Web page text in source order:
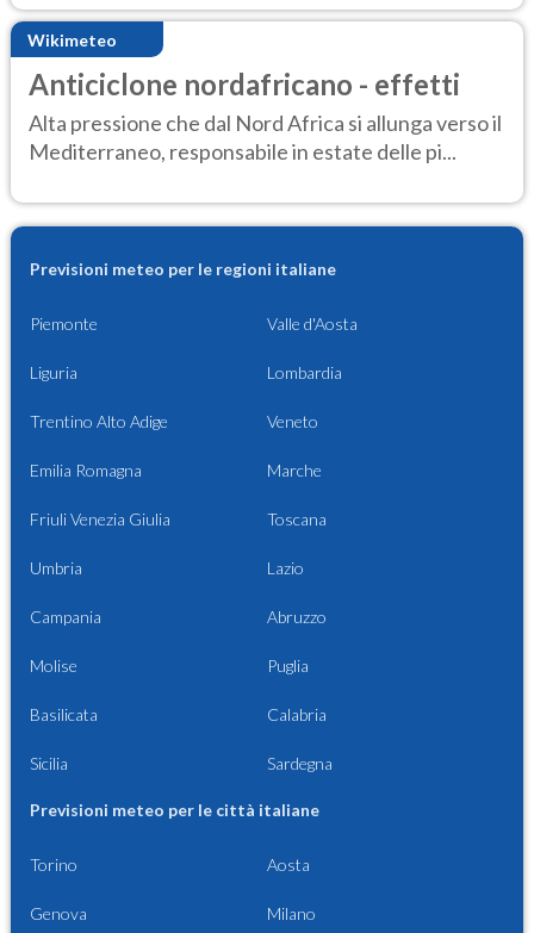
Wikimeteo
Anticiclone nordafricano - effetti
Alta pressione che dal Nord Africa si allunga verso il
Mediterraneo, responsabile in estate delle pi...
Previsioni meteo per le regioni italiane
Piemonte Valle d'Aosta
Liguria Lombardia
Trentino Alto Adige Veneto
Emilia Romagna Marche
Friuli Venezia Giulia Toscana
Umbria Lazio
Campania Abruzzo
Molise Puglia
Basilicata Calabria
Sicilia Sardegna
Previsioni meteo per le città italiane
Torino Aosta
Genova Milano